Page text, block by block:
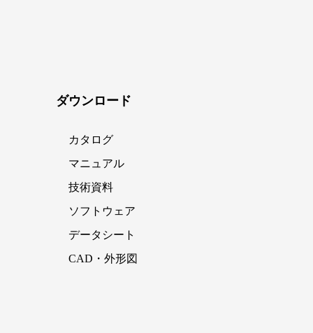
ダウンロード
カタログ
マニュアル
技術資料
ソフトウェア
データシート
CAD・外形図